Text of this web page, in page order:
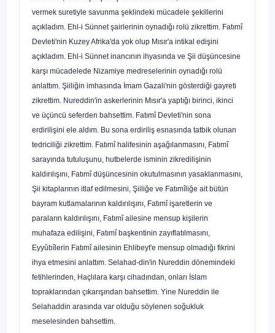
vermek suretiyle savunma şeklindeki mücadele şekillerini
açıkladım. Ehl-i Sünnet şairlerinin oynadığı rolü zikrettim. Fatımî
Devleti'nin Kuzey Afrika'da yok olup Mısır'a intikal edişini
açıkladım. Ehl-i Sünnet inancının ihyasında ve Şii dü­şüncesine
karşı mücadelede Nizamiye medreselerinin oynadığı rolü
anlattım. Şiili­ğin imhasında İmam Gazali'nin gösterdiği gayreti
zikrettim. Nureddin'in askerleri­nin Mısır'a yaptığı birinci, ikinci
ve üçüncü seferden bahsettim. Fatımî Devleti'nin sona
erdirilişini ele aldım. Bu sona erdiriliş esnasında tatbik olunan
tedriciliği zik­rettim. Fatımî halifesinin aşağılanmasını, Fatımî
sarayında tutuluşunu, hutbelerde isminin zikredilişinin
kaldırılışını, Fatımî düşüncesinin okutulmasının yasaklanma­sını,
Şii kitaplarının itlaf edilmesini, Şiiliğe ve Fatımîliğe ait bütün
bayram kutlama­larının kaldırılışını, Fatımî işaretlerin ve
paraların kaldırılışını, Fatımî ailesine men­sup kişilerin
muhafaza edilişini, Fatımî başkentinin zayıflatılmasını,
Eyyûbîlerin Fa­tımî ailesinin Ehlibeyt'e mensup olmadığı fikrini
ihya etmesini anlattım. Selahad-din'in Nureddin dönemindeki
fetihlerinden, Haçlılara karşı cihadından, onları İs­lam
topraklarından çıkarışından bahsettim. Yine Nureddin ile
Selahaddin arasında var olduğu söylenen soğukluk
meselesinden bahsettim.